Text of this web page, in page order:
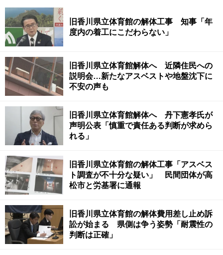
旧香川県立体育館の解体工事 知事「年
度内の着工にこだわらない」
旧香川県立体育館解体へ 近隣住民への
説明会…新たなアスベストや地盤沈下に
不安の声も
旧香川県立体育館解体へ 丹下憲孝氏が
声明公表「慎重で責任ある判断が求めら
れる」
旧香川県立体育館の解体工事「アスベス
ト調査が不十分な疑い」 民間団体が高
松市と労基署に通報
旧香川県立体育館の解体費用差し止め訴
訟が始まる 県側は争う姿勢「耐震性の
判断は正確」